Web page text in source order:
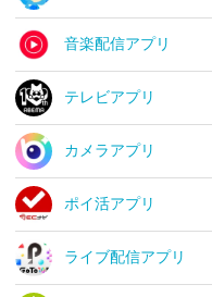
音楽配信アプリ
テレビアプリ
カメラアプリ
ポイ活アプリ
ライブ配信アプリ